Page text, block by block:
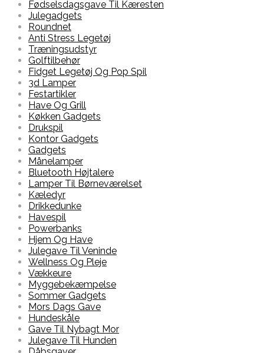
Fødselsdagsgave Til Kæresten
Julegadgets
Roundnet
Anti Stress Legetøj
Træningsudstyr
Golftilbehør
Fidget Legetøj Og Pop Spil
3d Lamper
Festartikler
Have Og Grill
Køkken Gadgets
Drukspil
Kontor Gadgets
Gadgets
Månelamper
Bluetooth Højtalere
Lamper Til Børneværelset
Kæledyr
Drikkedunke
Havespil
Powerbanks
Hjem Og Have
Julegave Til Veninde
Wellness Og Pleje
Vækkeure
Myggebekæmpelse
Sommer Gadgets
Mors Dags Gave
Hundeskåle
Gave Til Nybagt Mor
Julegave Til Hunden